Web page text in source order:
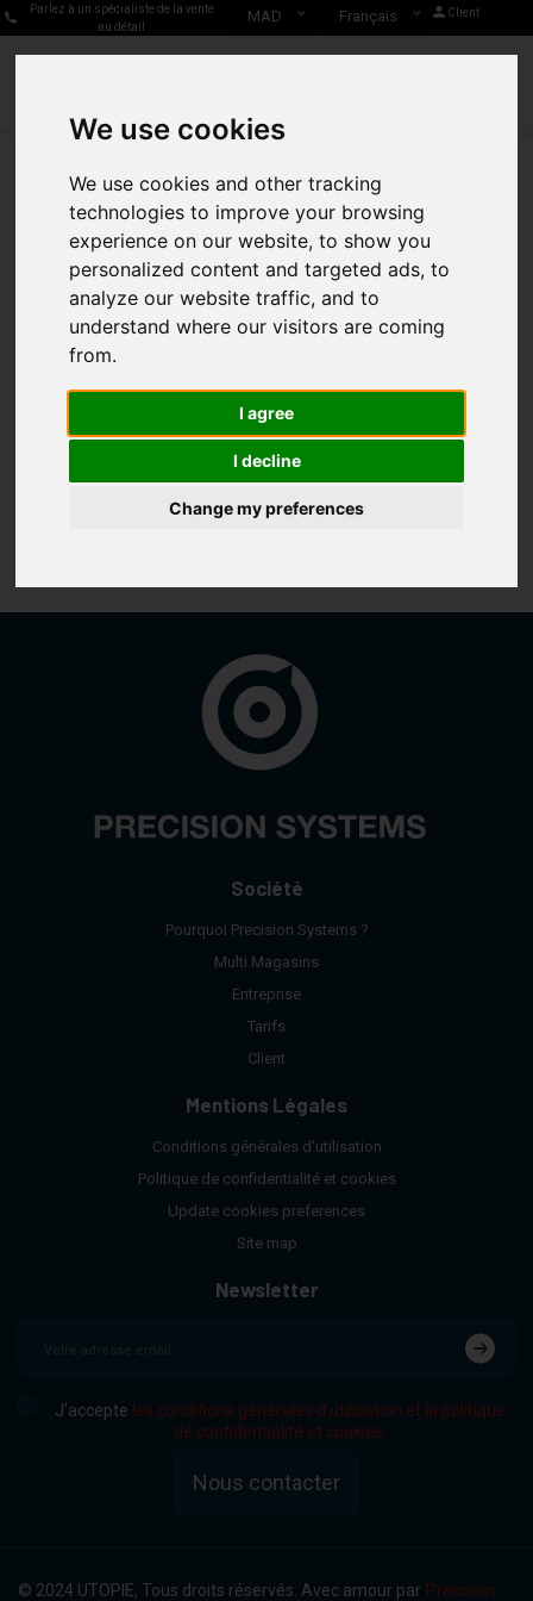
We use cookies
We use cookies and other tracking
technologies to improve your browsing
experience on our website, to show you
personalized content and targeted ads, to
analyze our website traffic, and to
understand where our visitors are coming
from.
I agree
I decline
Change my preferences
Parlez à un spécialiste de la vente
au détail
MAD Français Client
Help center
Guide d'installation de matériel par Precision
Guide D'installation De
Matériel Par Precision
La présence en ligne, serait-elle inutile ?
Vous ne trouvez toujours pas ce que vous cherchez ?
Société
Pourquoi Precision Systems ?
Multi Magasins
Entreprise
Tarifs
Client
Mentions Légales
Conditions générales d’utilisation
Politique de confidentialité et cookies
Update cookies preferences
Site map
Newsletter
J’accepte les conditions générales d’utilisation et la politique
de confidentialité et cookies.
Nous contacter
© 2024 UTOPIE, Tous droits réservés. Avec amour par Precision